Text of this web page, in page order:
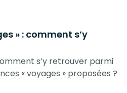
» : comment s’y
s’y retrouver parmi
« voyages » proposées ?